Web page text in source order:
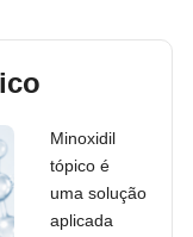
Minoxidil
tópico é
uma solução
aplicada